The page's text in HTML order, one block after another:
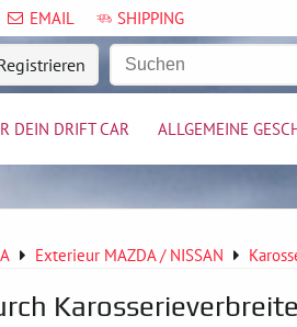
EMAIL SHIPPING
DEIN DRIFT CAR ALLGEMEINE
Exterieur MAZDA / NISSAN